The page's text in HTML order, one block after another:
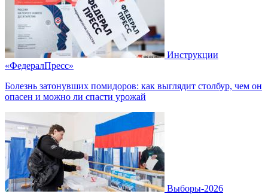
Инструкции
«ФедералПресс»
Болезнь затонувших помидоров: как выглядит столбур, чем он
опасен и можно ли спасти урожай
Выборы-2026